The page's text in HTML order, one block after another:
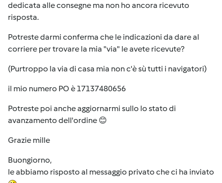
dedicata alle consegne ma non ho ancora ricevuto
risposta.
Potreste darmi conferma che le indicazioni da dare al
corriere per trovare la mia "via" le avete ricevute?
(Purtroppo la via di casa mia non c'è sù tutti i navigatori)
il mio numero PO è 17137480656
Potreste poi anche aggiornarmi sullo lo stato di
avanzamento dell'ordine 😊
Grazie mille
Buongiorno,
le abbiamo risposto al messaggio privato che ci ha inviato